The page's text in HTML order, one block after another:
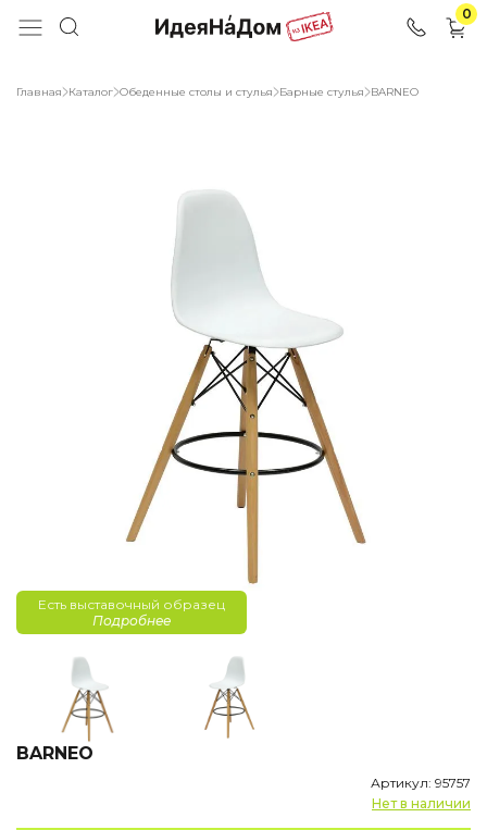
0
Главная Каталог Обеденные столы и стулья Барные стулья BARNEO
Есть выставочный образец
Подробнее
BARNEO
Артикул: 95757
Нет в наличии